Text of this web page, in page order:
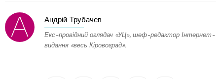
Андрій Трубачев
Екс-провідний оглядач «УЦ», шеф-редактор Інтернет-
видання «весь Кіровоград».